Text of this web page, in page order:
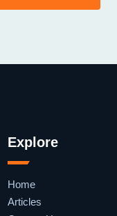
Explore
Home
Articles